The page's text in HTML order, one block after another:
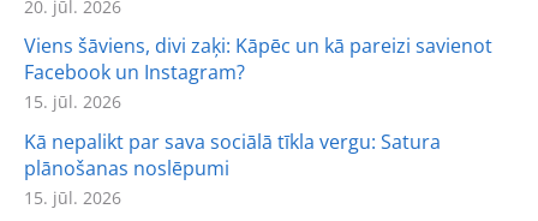
20. jūl. 2026
Viens šāviens, divi zaķi: Kāpēc un kā pareizi savienot
Facebook un Instagram?
15. jūl. 2026
Kā nepalikt par sava sociālā tīkla vergu: Satura
plānošanas noslēpumi
15. jūl. 2026